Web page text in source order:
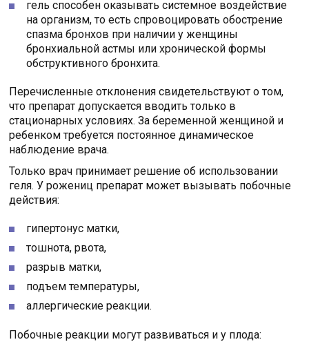
гель способен оказывать системное воздействие
на организм, то есть спровоцировать обострение
спазма бронхов при наличии у женщины
бронхиальной астмы или хронической формы
обструктивного бронхита.
Перечисленные отклонения свидетельствуют о том,
что препарат допускается вводить только в
стационарных условиях. За беременной женщиной и
ребенком требуется постоянное динамическое
наблюдение врача.
Только врач принимает решение об использовании
геля. У рожениц препарат может вызывать побочные
действия:
гипертонус матки,
тошнота, рвота,
разрыв матки,
подъем температуры,
аллергические реакции.
Побочные реакции могут развиваться и у плода: